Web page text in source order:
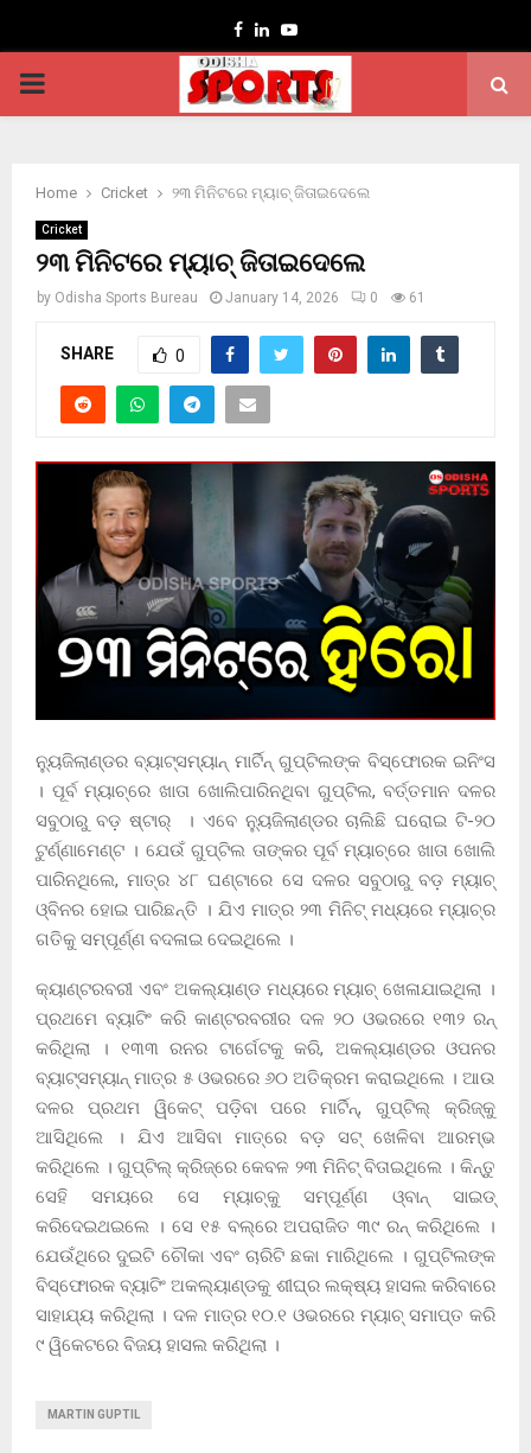
Facebook
LinkedinYoutube
PRIMARY
Home Cricket ୨୩ ମିନିଟରେ ମ୍ୟାଚ୍ ଜିତାଇଦେଲେ
Cricket
୨୩ ମିନିଟରେ ମ୍ୟାଚ୍ ଜିତାଇଦେଲେ
by Odisha Sports Bureau January 14, 2026 0 61
SHARE 0
ନ୍ୟୁଜିଲାଣ୍ଡର ବ୍ୟାଟ୍ସମ୍ୟାନ୍ ମାର୍ଟିନ୍ ଗୁପ୍ଟିଲଙ୍କ ବିସ୍ଫୋରକ ଇନିଂସ
। ପୂର୍ବ ମ୍ୟାଚ୍‌ରେ ଖାତା ଖୋଲିପାରିନଥିବା ଗୁପ୍ଟିଲ, ବର୍ତ୍ତମାନ ଦଳର
ସବୁଠାରୁ ବଡ଼ ଷ୍ଟାର୍ । ଏବେ ନ୍ୟୁଜିଲାଣ୍ଡର ଚାଲିଛି ଘରୋଇ ଟି-୨୦
ଟୁର୍ଣ୍ଣାମେଣ୍ଟ । ଯେଉଁ ଗୁପ୍ଟିଲ ତାଙ୍କର ପୂର୍ବ ମ୍ୟାଚ୍‌ରେ ଖାତା ଖୋଲି
ପାରିନଥିଲେ, ମାତ୍ର ୪୮ ଘଣ୍ଟାରେ ସେ ଦଳର ସବୁଠାରୁ ବଡ଼ ମ୍ୟାଚ୍‌
ଓ୍ବିନର ହୋଇ ପାରିଛନ୍ତି । ଯିଏ ମାତ୍ର ୨୩ ମିନିଟ୍ ମଧ୍ୟରେ ମ୍ୟାଚ୍‌ର
ଗତିକୁ ସମ୍ପୂର୍ଣ୍ଣ ବଦଳାଇ ଦେଇଥିଲେ ।
କ୍ୟାଣ୍ଟରବରୀ ଏବଂ ଅକଲ୍ୟାଣ୍ଡ ମଧ୍ୟରେ ମ୍ୟାଚ୍ ଖେଳାଯାଇଥିଲା ।
ପ୍ରଥମେ ବ୍ୟାଟିଂ କରି କାଣ୍ଟରବରୀର ଦଳ ୨୦ ଓଭରରେ ୧୩୨ ରନ୍‌
କରିଥିଲା । ୧୩୩ ରନର ଟାର୍ଗେଟକୁ କରି, ଅକଲ୍ୟାଣ୍ଡର ଓପନର
ବ୍ୟାଟ୍ସମ୍ୟାନ୍‌ ମାତ୍ର ୫ ଓଭରରେ ୬୦ ଅତିକ୍ରମ କରାଇଥିଲେ । ଆଉ
ଦଳର ପ୍ରଥମ ୱିକେଟ୍ ପଡ଼ିବା ପରେ ମାର୍ଟିନ୍, ଗୁପ୍ଟିଲ୍‌ କ୍ରିଜ୍‌କୁ
ଆସିଥିଲେ । ଯିଏ ଆସିବା ମାତ୍ରେ ବଡ଼ ସଟ୍‌ ଖେଳିବା ଆରମ୍ଭ
କରିଥିଲେ । ଗୁପ୍ଟିଲ୍‌ କ୍ରିଜ୍‌ରେ କେବଳ ୨୩ ମିନିଟ୍‌ ବିତାଇଥିଲେ । କିନ୍ତୁ
ସେହି ସମୟରେ ସେ ମ୍ୟାଚ୍‌କୁ ସମ୍ପୂର୍ଣ୍ଣ ଓ୍ବାନ୍‌ ସାଇଡ୍‌
କରିଦେଇଥଇଲେ । ସେ ୧୫ ବଲ୍‌ରେ ଅପରାଜିତ ୩୯ ରନ୍‌ କରିଥିଲେ ।
ଯେଉଁଥିରେ ଦୁଇଟି ଚୌକା ଏବଂ ଚାରିଟି ଛକା ମାରିଥିଲେ । ଗୁପ୍ଟିଲଙ୍କ
ବିସ୍ଫୋରକ ବ୍ୟାଟିଂ ଅକଲ୍ୟାଣ୍ଡକୁ ଶୀଘ୍ର ଲକ୍ଷ୍ୟ ହାସଲ କରିବାରେ
ସାହାଯ୍ୟ କରିଥିଲା । ଦଳ ମାତ୍ର ୧୦.୧ ଓଭରରେ ମ୍ୟାଚ୍ ସମାପ୍ତ କରି
୯ ୱିକେଟରେ ବିଜୟ ହାସଲ କରିଥିଲା ।
MARTIN GUPTIL